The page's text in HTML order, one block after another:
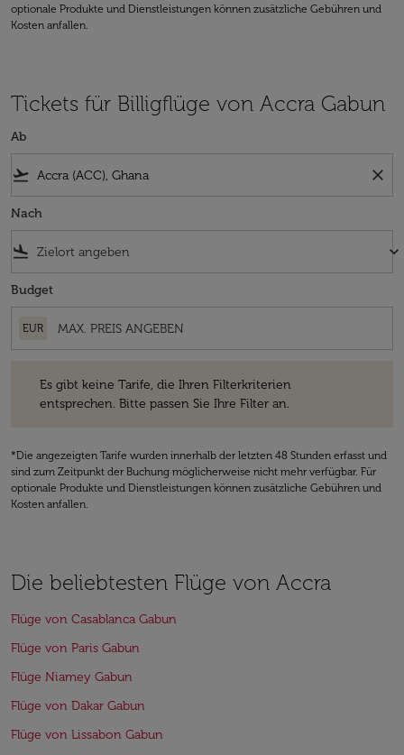
optionale Produkte und Dienstleistungen können zusätzliche Gebühren und
Kosten anfallen.
Tickets für Billigflüge von Accra Gabun
Ab
flight_takeoff close
Nach
flight_land keyboard_arrow_down
Budget
EUR
Es gibt keine Tarife, die Ihren Filterkriterien
entsprechen. Bitte passen Sie Ihre Filter an.
*Die angezeigten Tarife wurden innerhalb der letzten 48 Stunden erfasst und
sind zum Zeitpunkt der Buchung möglicherweise nicht mehr verfügbar. Für
optionale Produkte und Dienstleistungen können zusätzliche Gebühren und
Kosten anfallen.
Die beliebtesten Flüge von Accra
Flüge von Casablanca Gabun
Flüge von Paris Gabun
Flüge Niamey Gabun
Flüge von Dakar Gabun
Flüge von Lissabon Gabun